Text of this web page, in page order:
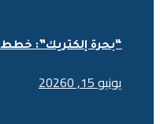
“بحرة إلكتريك”: خطط
يونيو 15, 2026 0